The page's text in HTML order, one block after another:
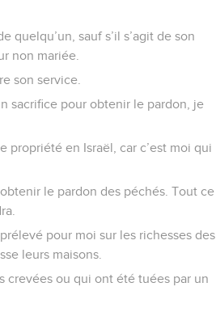
quelqu’un, sauf s’il s’agit de son
non mariée.
son service.
sacrifice pour obtenir le pardon, je
propriété en Israël, car c’est moi qui
le pardon des péchés. Tout ce
pour moi sur les richesses des
leurs maisons.
crevées ou qui ont été tuées par un